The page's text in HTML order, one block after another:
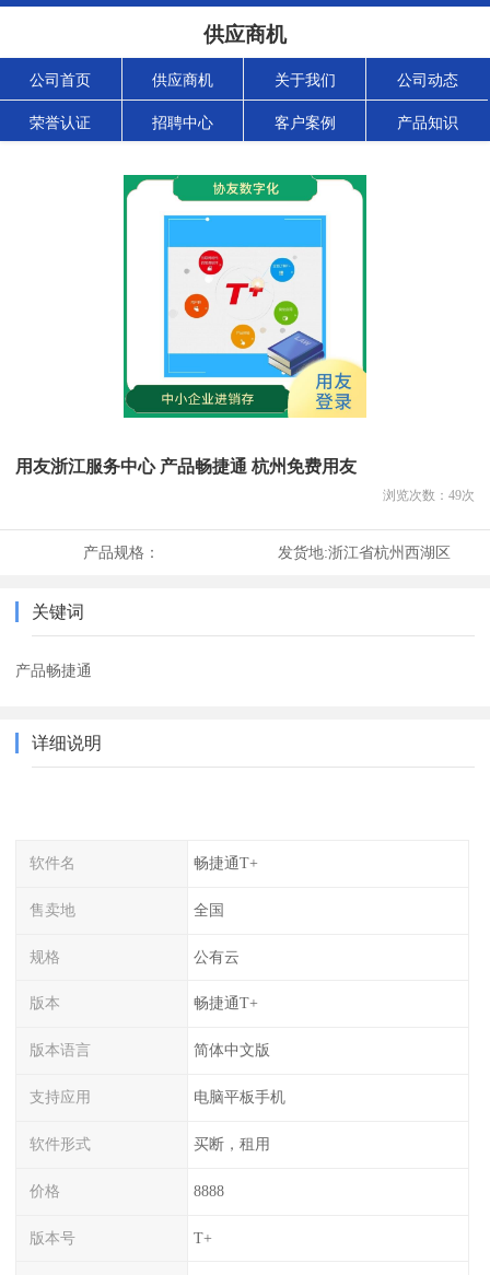
供应商机
公司首页 供应商机 关于我们 公司动态
荣誉认证 招聘中心 客户案例 产品知识
用友浙江服务中心 产品畅捷通 杭州免费用友
浏览次数： 49次
产品规格： 发货地:浙江省杭州西湖区
关键词
产品畅捷通
详细说明
软件名 畅捷通T+
售卖地 全国
规格 公有云
版本 畅捷通T+
版本语言 简体中文版
支持应用 电脑平板手机
软件形式 买断，租用
价格 8888
版本号 T+